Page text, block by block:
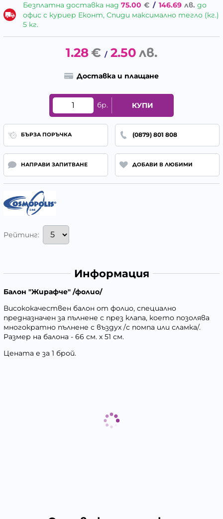
Безплатна доставка над 75.00 € / 146.69 лв. до
офис с куриер Еконт, Спиди максимално тегло (кг.)
5 кг.
1.28€ / 2.50 лв.
Доставка и плащане
бр. КУПИ
БЪРЗА ПОРЪЧКА (0879) 801 808
НАПРАВИ ЗАПИТВАНЕ ДОБАВИ В ЛЮБИМИ
Рейтинг:
Информация
Балон "Жирафче" /фолио/
Висококачествен балон от фолио, специално
предназначен за пълнене с през клапа, което позолява
многократно пълнене с въздух /с помпа или сламка/.
Размер на балона - 66 см. х 51 см.
Цената е за 1 брой.